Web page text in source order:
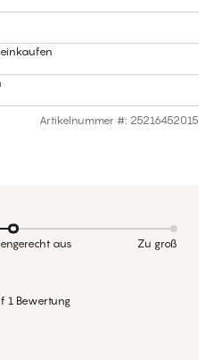
einkaufen
Artikelnummer #: 25216452015
1 Bewertung
aus Zu groß